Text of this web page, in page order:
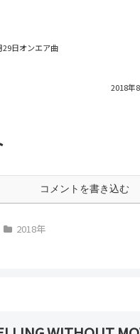
29日オンエア曲
2018年
コメントを書き込む
2018年